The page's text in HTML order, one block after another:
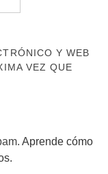
Y WEB
VEZ QUE
Aprende cómo